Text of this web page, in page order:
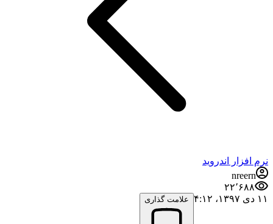
نرم افزار اندروید
nreern
۲۲٬۶۸۸
۱۱ دی ۱۳۹۷،‏ ۴:۱۲
علامت گذاری